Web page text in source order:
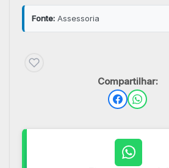
Fonte: Assessoria
Compartilhar: